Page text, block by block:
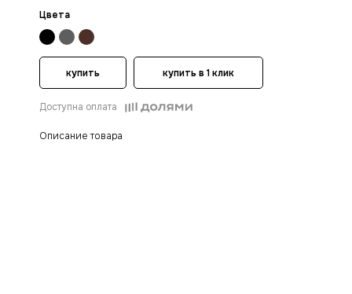
Описание товара
Цвета
купить купить в 1 клик
Доступна оплата